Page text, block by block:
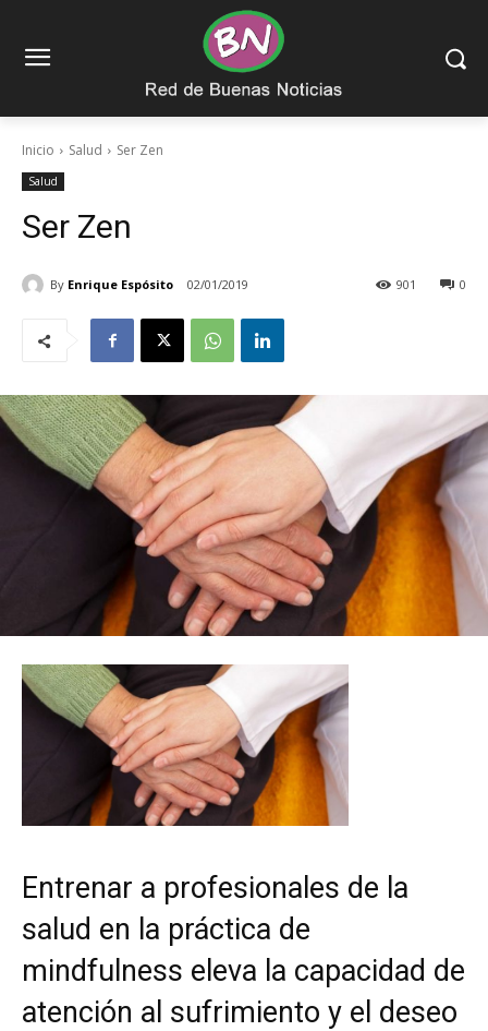
Inicio Salud Ser Zen
Salud
Ser Zen
By Enrique Espósito 02/01/2019 0
901
Entrenar a profesionales de la
salud en la práctica de
mindfulness eleva la capacidad de
atención al sufrimiento y el deseo